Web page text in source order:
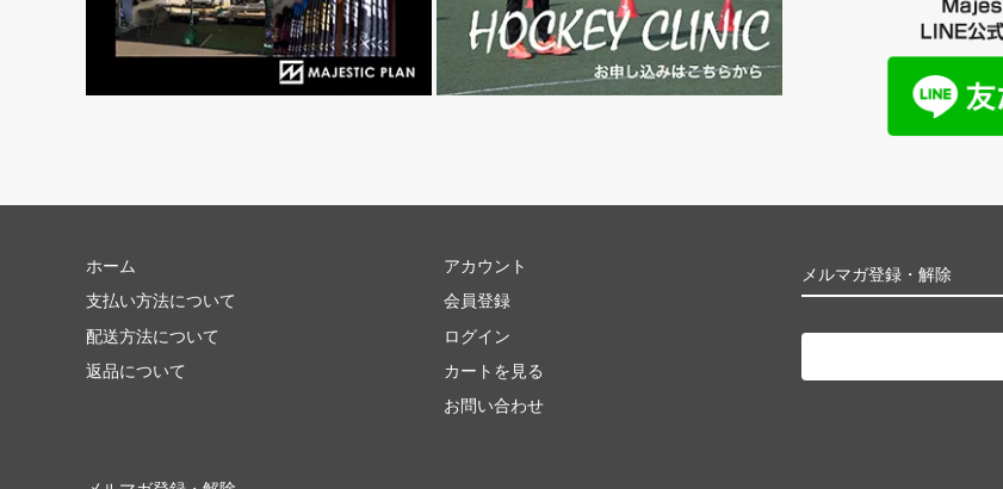
メルマガ登録・解除
ホーム
支払い方法について
配送方法について
返品について
アカウント
会員登録
ログイン
カートを見る
お問い合わせ